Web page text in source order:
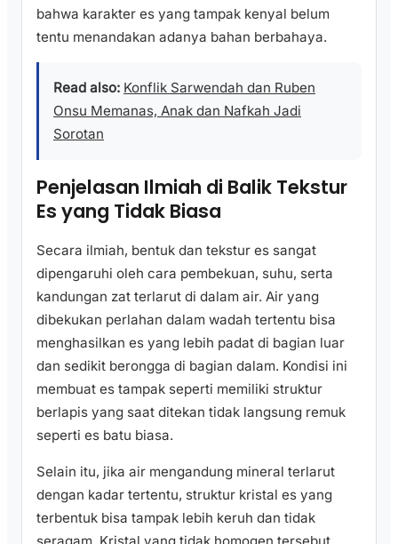
bahwa karakter es yang tampak kenyal belum
tentu menandakan adanya bahan berbahaya.
Read also: Konflik Sarwendah dan Ruben
Onsu Memanas, Anak dan Nafkah Jadi
Sorotan
Penjelasan Ilmiah di Balik Tekstur
Es yang Tidak Biasa
Secara ilmiah, bentuk dan tekstur es sangat
dipengaruhi oleh cara pembekuan, suhu, serta
kandungan zat terlarut di dalam air. Air yang
dibekukan perlahan dalam wadah tertentu bisa
menghasilkan es yang lebih padat di bagian luar
dan sedikit berongga di bagian dalam. Kondisi ini
membuat es tampak seperti memiliki struktur
berlapis yang saat ditekan tidak langsung remuk
seperti es batu biasa.
Selain itu, jika air mengandung mineral terlarut
dengan kadar tertentu, struktur kristal es yang
terbentuk bisa tampak lebih keruh dan tidak